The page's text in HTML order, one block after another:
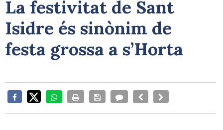
La festivitat de Sant
Isidre és sinònim de
festa grossa a s’Horta